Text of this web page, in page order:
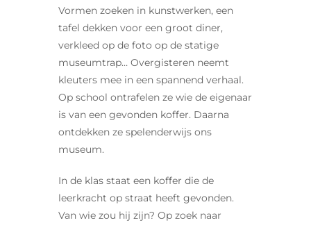
Vormen zoeken in kunstwerken, een
tafel dekken voor een groot diner,
verkleed op de foto op de statige
museumtrap… Overgisteren neemt
kleuters mee in een spannend verhaal.
Op school ontrafelen ze wie de eigenaar
is van een gevonden koffer. Daarna
ontdekken ze spelenderwijs ons
museum.
In de klas staat een koffer die de
leerkracht op straat heeft gevonden.
Van wie zou hij zijn? Op zoek naar